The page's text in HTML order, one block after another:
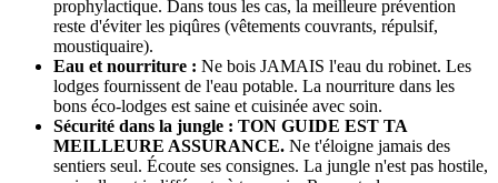
prophylactique. Dans tous les cas, la meilleure prévention
reste d'éviter les piqûres (vêtements couvrants, répulsif,
moustiquaire).
Eau et nourriture : Ne bois JAMAIS l'eau du robinet. Les
lodges fournissent de l'eau potable. La nourriture dans les
bons éco-lodges est saine et cuisinée avec soin.
Sécurité dans la jungle : TON GUIDE EST TA
MEILLEURE ASSURANCE. Ne t'éloigne jamais des
sentiers seul. Écoute ses consignes. La jungle n'est pas hostile,